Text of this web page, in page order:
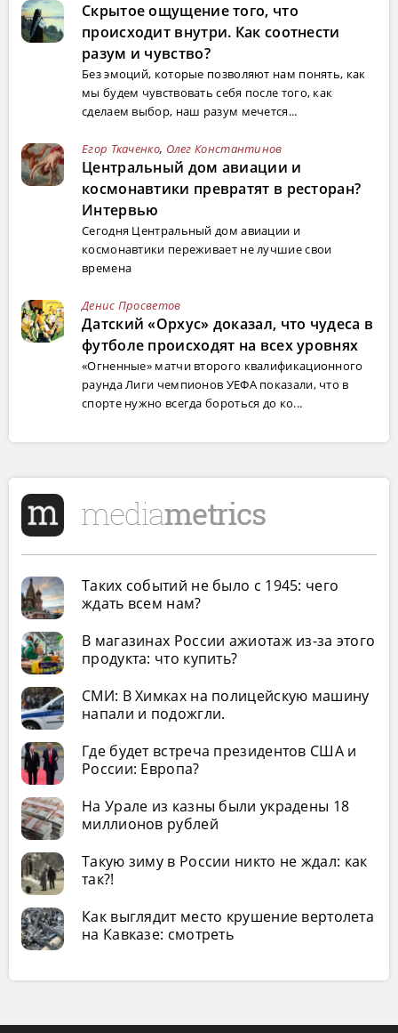
Скрытое ощущение того, что
происходит внутри. Как соотнести
разум и чувство?
Без эмоций, которые позволяют нам понять, как
мы будем чувствовать себя после того, как
сделаем выбор, наш разум мечется...
Егор Ткаченко, Олег Константинов
Центральный дом авиации и
космонавтики превратят в ресторан?
Интервью
Сегодня Центральный дом авиации и
космонавтики переживает не лучшие свои
времена
Денис Просветов
Датский «Орхус» доказал, что чудеса в
футболе происходят на всех уровнях
«Огненные» матчи второго квалификационного
раунда Лиги чемпионов УЕФА показали, что в
спорте нужно всегда бороться до ко...
Таких событий не было с 1945: чего
ждать всем нам?
В магазинах России ажиотаж из-за этого
продукта: что купить?
СМИ: В Химках на полицейскую машину
напали и подожгли.
Где будет встреча президентов США и
России: Европа?
На Урале из казны были украдены 18
миллионов рублей
Такую зиму в России никто не ждал: как
так?!
Как выглядит место крушение вертолета
на Кавказе: смотреть